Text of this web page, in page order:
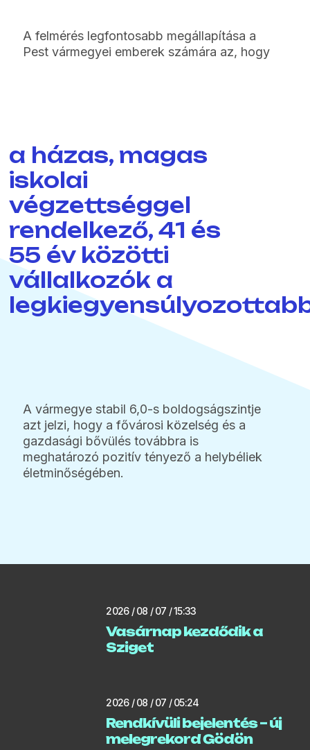
A felmérés legfontosabb megállapítása a
Pest vármegyei emberek számára az, hogy
a házas, magas
iskolai
végzettséggel
rendelkező, 41 és
55 év közötti
vállalkozók a
A vármegye stabil 6,0-s boldogságszintje
azt jelzi, hogy a fővárosi közelség és a
gazdasági bővülés továbbra is
meghatározó pozitív tényező a helybéliek
életminőségében.
2026 / 08 / 07 / 15:33
Vasárnap kezdődik a
Sziget
2026 / 08 / 07 / 05:24
Rendkívüli bejelentés – új
melegrekord Gödön